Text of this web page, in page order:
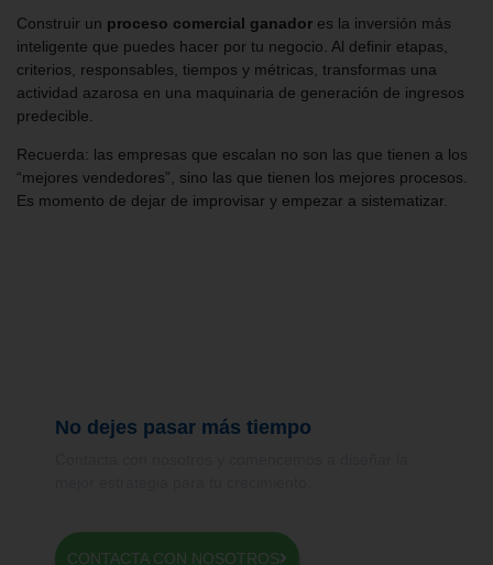
Construir un proceso comercial ganador es la inversión más
inteligente que puedes hacer por tu negocio. Al definir etapas,
criterios, responsables, tiempos y métricas, transformas una
actividad azarosa en una maquinaria de generación de ingresos
predecible.
Recuerda: las empresas que escalan no son las que tienen a los
“mejores vendedores”, sino las que tienen los mejores procesos.
Es momento de dejar de improvisar y empezar a sistematizar.
No dejes pasar más tiempo
CONTACTA CON NOSOTROS